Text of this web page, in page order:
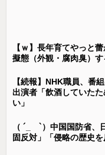
【ｗ】長年育てやっと
擬態（外観・腐肉臭）す
【続報】NHK職員、番
出演者「飲酒していた
い」
（ ´_ゝ`）中国国防省
固反対」「侵略の歴史